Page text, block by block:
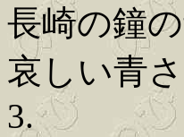
長崎の鐘
哀しい青
3.